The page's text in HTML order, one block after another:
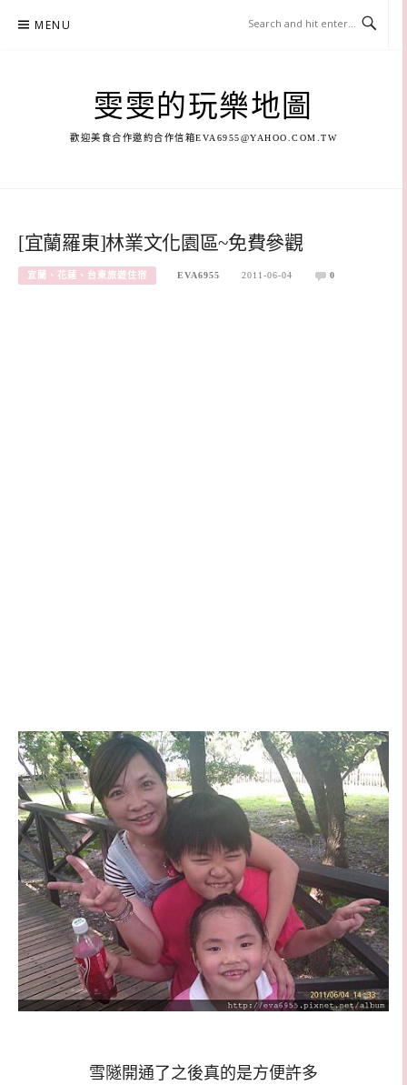
MENU
雯雯的玩樂地圖
歡迎美食合作邀約合作信箱EVA6955@YAHOO.COM.TW
[宜蘭羅東]林業文化園區~免費參觀
宜蘭、花蓮、台東旅遊住宿 EVA6955 2011-06-04 0
雪隧開通了之後真的是方便許多